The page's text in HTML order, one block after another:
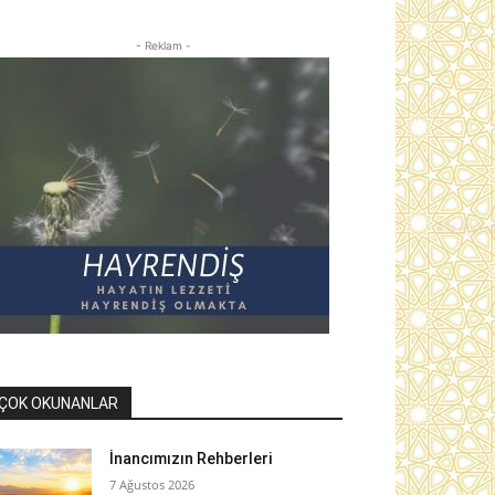
- Reklam -
OKUNANLAR
İnancımızın Rehberleri
7 Ağustos 2026